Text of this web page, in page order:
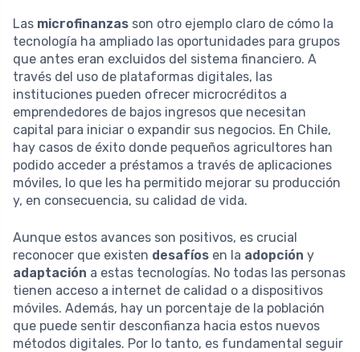
Las microfinanzas son otro ejemplo claro de cómo la
tecnología ha ampliado las oportunidades para grupos
que antes eran excluidos del sistema financiero. A
través del uso de plataformas digitales, las
instituciones pueden ofrecer microcréditos a
emprendedores de bajos ingresos que necesitan
capital para iniciar o expandir sus negocios. En Chile,
hay casos de éxito donde pequeños agricultores han
podido acceder a préstamos a través de aplicaciones
móviles, lo que les ha permitido mejorar su producción
y, en consecuencia, su calidad de vida.
Aunque estos avances son positivos, es crucial
reconocer que existen desafíos en la adopción y
adaptación a estas tecnologías. No todas las personas
tienen acceso a internet de calidad o a dispositivos
móviles. Además, hay un porcentaje de la población
que puede sentir desconfianza hacia estos nuevos
métodos digitales. Por lo tanto, es fundamental seguir